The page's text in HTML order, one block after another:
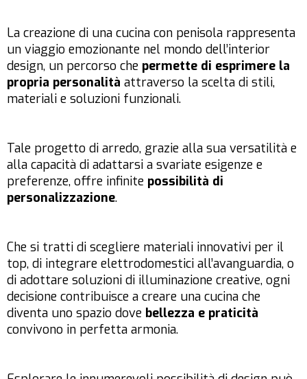
La creazione di una cucina con penisola rappresenta
un viaggio emozionante nel mondo dell’interior
design, un percorso che permette di esprimere la
propria personalità attraverso la scelta di stili,
materiali e soluzioni funzionali.
Tale progetto di arredo, grazie alla sua versatilità e
alla capacità di adattarsi a svariate esigenze e
preferenze, offre infinite possibilità di
personalizzazione.
Che si tratti di scegliere materiali innovativi per il
top, di integrare elettrodomestici all’avanguardia, o
di adottare soluzioni di illuminazione creative, ogni
decisione contribuisce a creare una cucina che
diventa uno spazio dove bellezza e praticità
convivono in perfetta armonia.